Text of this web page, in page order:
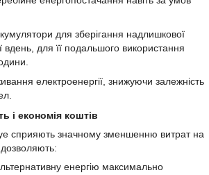
для зберігання надлишкової
вдень, для її подальшого використання
електроенергії, знижуючи залежність
і економія коштів
сприяють значному зменшенню витрат на
енергію максимально